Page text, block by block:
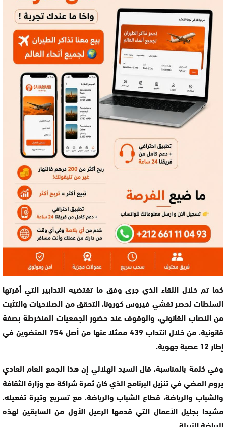
كما تم خلال اللقاء الذي جرى وفق ما تقتضيه التدابير التي أقرتها
السلطات لحصر تفشي فيروس كورونا، التحقق من الصلاحيات والتثبت
من النصاب القانوني، والوقوف عند حضور الجمعيات المنخرطة بصفة
قانونية، من خلال انتداب 439 ممثلا عنها من أصل 754 المنضوين في
إطار 12 عصبة جهوية.
وفي كلمة بالمناسبة، قال السيد الهلالي إن هذا الجمع العام العادي
يروم المضي في تنزيل البرنامج الذي كان ثمرة شراكة مع وزارة الثقافة
والشباب والرياضة، قطاع الشباب والرياضة، مع تسريع وتيرة تفعيله،
مشيدا بجليل الأعمال التي قدمها الرعيل الأول من السابقين لهذه